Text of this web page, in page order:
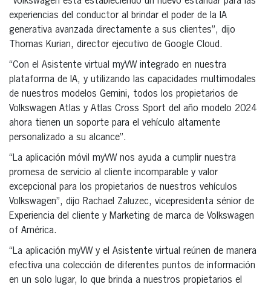
experiencias del conductor al brindar el poder de la IA
generativa avanzada directamente a sus clientes”, dijo
Thomas Kurian, director ejecutivo de Google Cloud.
“Con el Asistente virtual myVW integrado en nuestra
plataforma de IA, y utilizando las capacidades multimodales
de nuestros modelos Gemini, todos los propietarios de
Volkswagen Atlas y Atlas Cross Sport del año modelo 2024
ahora tienen un soporte para el vehículo altamente
personalizado a su alcance”.
“La aplicación móvil myVW nos ayuda a cumplir nuestra
promesa de servicio al cliente incomparable y valor
excepcional para los propietarios de nuestros vehículos
Volkswagen”, dijo Rachael Zaluzec, vicepresidenta sénior de
Experiencia del cliente y Marketing de marca de Volkswagen
of América.
“La aplicación myVW y el Asistente virtual reúnen de manera
efectiva una colección de diferentes puntos de información
en un solo lugar, lo que brinda a nuestros propietarios el